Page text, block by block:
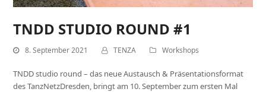
TNDD STUDIO ROUND #1
8. September 2021 TENZA Workshops
TNDD studio round – das neue Austausch & Präsentationsformat
des TanzNetzDresden, bringt am 10. September zum ersten Mal